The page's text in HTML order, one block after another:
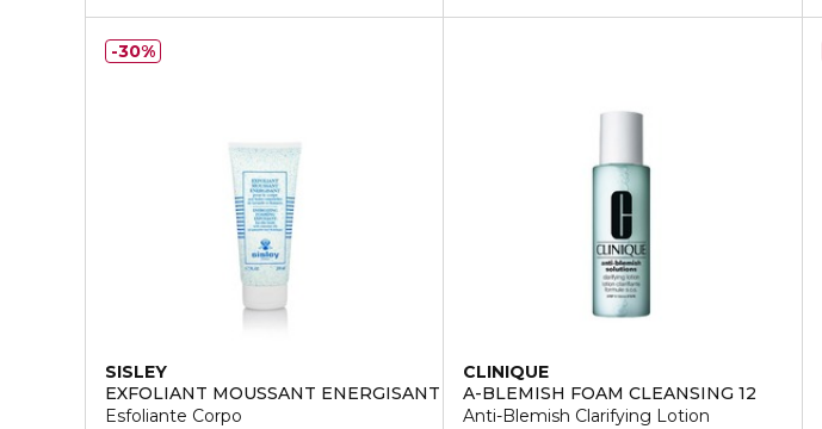
SISLEY
EXFOLIANT MOUSSANT ENERGISANT
Esfoliante Corpo
30%
CLINIQUE
A-BLEMISH FOAM CLEANSING 12
Anti-Blemish Clarifying Lotion